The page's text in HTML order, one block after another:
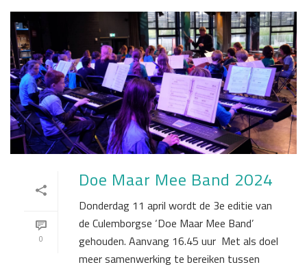
0
Doe Maar Mee Band 2024
Donderdag 11 april wordt de 3e editie van
de Culemborgse ‘Doe Maar Mee Band’
gehouden. Aanvang 16.45 uur Met als doel
meer samenwerking te bereiken tussen